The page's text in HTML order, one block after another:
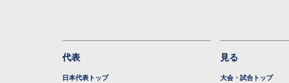
代表
日本代表トップ
見る
大会・試合トップ